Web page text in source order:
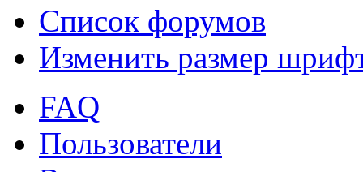
Список форумов
Изменить размер
FAQ
Пользователи